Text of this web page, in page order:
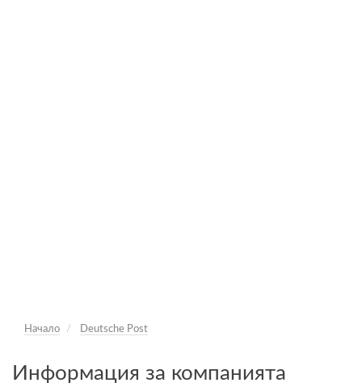
Начало Deutsche Post
Информация за компанията